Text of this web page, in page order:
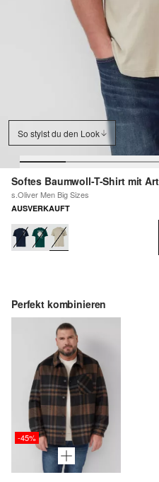
So stylst du den Look
Softes Baumwoll-T-Shirt mit
s.Oliver Men Big Sizes
AUSVERKAUFT
Perfekt kombinieren
-45%